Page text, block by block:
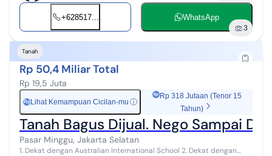
+628517... WhatsApp
3
Tanah
Rp 50,4 Miliar Total
Rp 19,5 Juta
Rp Lihat Kemampuan Cicilan-mu ⓘ
Rp 318 Jutaan (Tenor 15
Tahun)
Tanah Bagus Dijual. Nego Sampai
Pasar Minggu, Jakarta Selatan
1. Dekat dengan Australian International School 2. Dekat dengan